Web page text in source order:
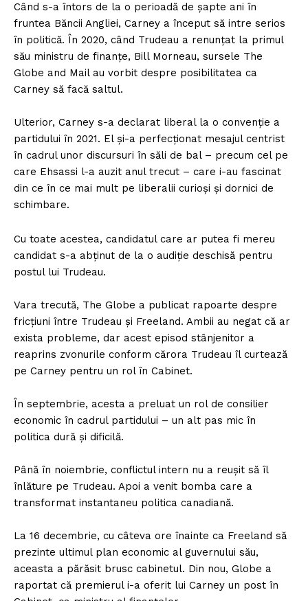
Când s-a întors de la o perioadă de șapte ani în
fruntea Băncii Angliei, Carney a început să intre serios
în politică. În 2020, când Trudeau a renunțat la primul
său ministru de finanțe, Bill Morneau, sursele The
Globe and Mail au vorbit despre posibilitatea ca
Carney să facă saltul.
Ulterior, Carney s-a declarat liberal la o convenție a
partidului în 2021. El și-a perfecționat mesajul centrist
în cadrul unor discursuri în săli de bal – precum cel pe
care Ehsassi l-a auzit anul trecut – care i-au fascinat
din ce în ce mai mult pe liberalii curioși și dornici de
schimbare.
Cu toate acestea, candidatul care ar putea fi mereu
candidat s-a abținut de la o audiție deschisă pentru
postul lui Trudeau.
Vara trecută, The Globe a publicat rapoarte despre
fricțiuni între Trudeau și Freeland. Ambii au negat că ar
exista probleme, dar acest episod stânjenitor a
reaprins zvonurile conform cărora Trudeau îl curtează
pe Carney pentru un rol în Cabinet.
În septembrie, acesta a preluat un rol de consilier
economic în cadrul partidului – un alt pas mic în
politica dură și dificilă.
Până în noiembrie, conflictul intern nu a reușit să îl
înlăture pe Trudeau. Apoi a venit bomba care a
transformat instantaneu politica canadiană.
La 16 decembrie, cu câteva ore înainte ca Freeland să
prezinte ultimul plan economic al guvernului său,
aceasta a părăsit brusc cabinetul. Din nou, Globe a
raportat că premierul i-a oferit lui Carney un post în